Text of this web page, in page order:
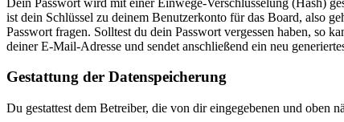
ist dein Schlüssel zu deinem Benutzerkonto für das Board, also
Passwort fragen. Solltest du dein Passwort vergessen haben, so
deiner E-Mail-Adresse und sendet anschließend ein neu
Gestattung der Datenspeicherung
Du gestattest dem Betreiber, die von dir eingegebenen und oben